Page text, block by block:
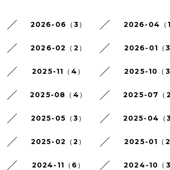
2026-06（3） 2026-04（1
2026-02（2） 2026-01（3
2025-11（4） 2025-10（3
2025-08（4） 2025-07（2
2025-05（3） 2025-04（3
2025-02（2） 2025-01（2
2024-11（6） 2024-10（3